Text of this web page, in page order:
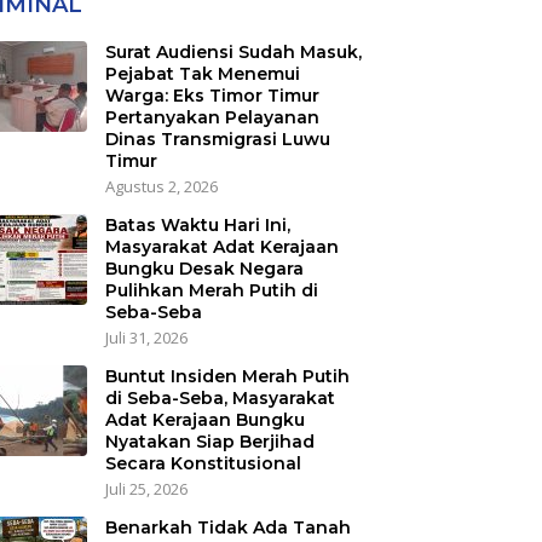
Surat Audiensi Sudah Masuk,
Pejabat Tak Menemui
Warga: Eks Timor Timur
Pertanyakan Pelayanan
Dinas Transmigrasi Luwu
Timur
Agustus 2, 2026
Batas Waktu Hari Ini,
Masyarakat Adat Kerajaan
Bungku Desak Negara
Pulihkan Merah Putih di
Seba-Seba
Juli 31, 2026
Buntut Insiden Merah Putih
di Seba-Seba, Masyarakat
Adat Kerajaan Bungku
Nyatakan Siap Berjihad
Secara Konstitusional
Juli 25, 2026
Benarkah Tidak Ada Tanah